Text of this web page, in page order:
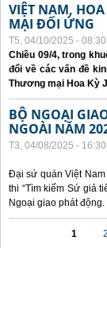
VIỆT NAM,
MẠI ĐỐI ỨNG
T5, 04/10/2025 - 08:30
Chiều 09/4, trong
đổi về các vấn đề
Thương mại Hoa Kỳ
BỘ NGOẠI
NGOÀI NĂM
T3, 04/08/2025 - 16:30
Đại sứ quán Việt
thi “Tìm kiếm Sứ giả
Ngoại giao phát động.
1 2